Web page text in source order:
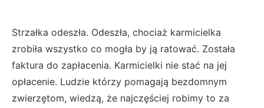
Strzałka odeszła. Odeszła, chociaż karmicielka
zrobiła wszystko co mogła by ją ratować. Została
faktura do zapłacenia. Karmicielki nie stać na jej
opłacenie. Ludzie którzy pomagają bezdomnym
zwierzętom, wiedzą, że najczęściej robimy to za